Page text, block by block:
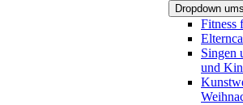
Dropdown
Fitness
Singen
und